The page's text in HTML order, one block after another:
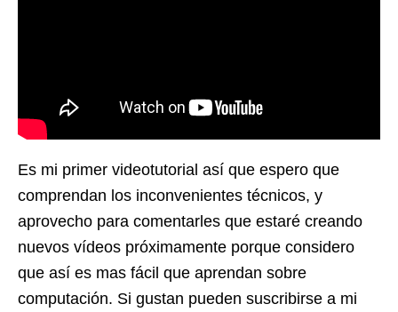
Es mi primer videotutorial así que espero que
comprendan los inconvenientes técnicos, y
aprovecho para comentarles que estaré creando
nuevos vídeos próximamente porque considero
que así es mas fácil que aprendan sobre
computación. Si gustan pueden suscribirse a mi